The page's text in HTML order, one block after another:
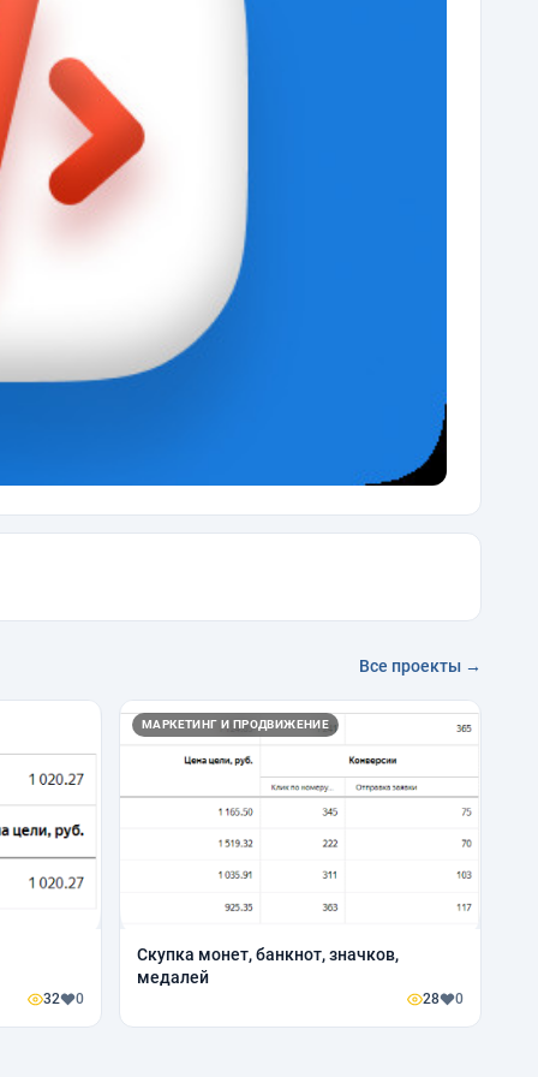
Все проекты →
32 0
МАРКЕТИНГ И ПРОДВИЖЕНИЕ
Скупка монет, банкнот, значков,
медалей
28 0